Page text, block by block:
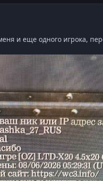
и еще одного игрока,